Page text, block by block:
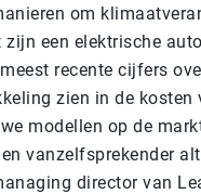
om
een elektrische
recente cijfers
zien in de kosten
modellen op de
vanzelfsprekender
director van